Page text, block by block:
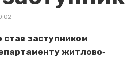
став заступником
житлово‐